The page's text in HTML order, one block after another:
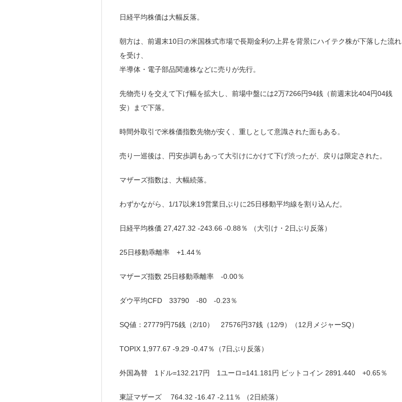
日経平均株価は大幅反落。
朝方は、前週末10日の米国株式市場で長期金利の上昇を背景にハイテク株が下落した流れ
を受け、
半導体・電子部品関連株などに売りが先行。
先物売りを交えて下げ幅を拡大し、前場中盤には2万7266円94銭（前週末比404円04銭
安）まで下落。
時間外取引で米株価指数先物が安く、重しとして意識された面もある。
売り一巡後は、円安歩調もあって大引けにかけて下げ渋ったが、戻りは限定された。
マザーズ指数は、大幅続落。
わずかながら、1/17以来19営業日ぶりに25日移動平均線を割り込んだ。
日経平均株価 27,427.32 -243.66 -0.88％ （大引け・2日ぶり反落）
25日移動乖離率 +1.44％
マザーズ指数 25日移動乖離率 -0.00％
ダウ平均CFD 33790 -80 -0.23％
SQ値：27779円75銭（2/10） 27576円37銭（12/9）（12月メジャーSQ）
TOPIX 1,977.67 -9.29 -0.47％（7日ぶり反落）
外国為替 1ドル=132.217円 1ユーロ=141.181円 ビットコイン 2891.440 +0.65％
東証マザーズ 764.32 -16.47 -2.11％ （2日続落）